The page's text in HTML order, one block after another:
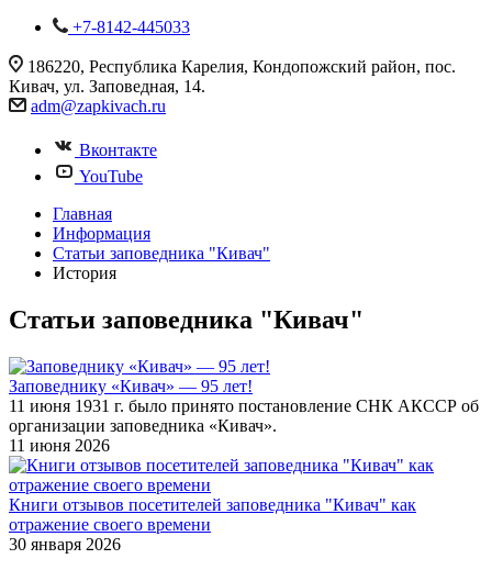
+7-8142-445033
186220, Республика Карелия, Кондопожский район, пос.
Кивач, ул. Заповедная, 14.
adm@zapkivach.ru
Вконтакте
YouTube
Главная
Информация
Статьи заповедника "Кивач"
История
Статьи заповедника "Кивач"
Заповеднику «Кивач» — 95 лет!
11 июня 1931 г. было принято постановление СНК АКССР об
организации заповедника «Кивач».
11 июня 2026
Книги отзывов посетителей заповедника "Кивач" как
отражение своего времени
30 января 2026